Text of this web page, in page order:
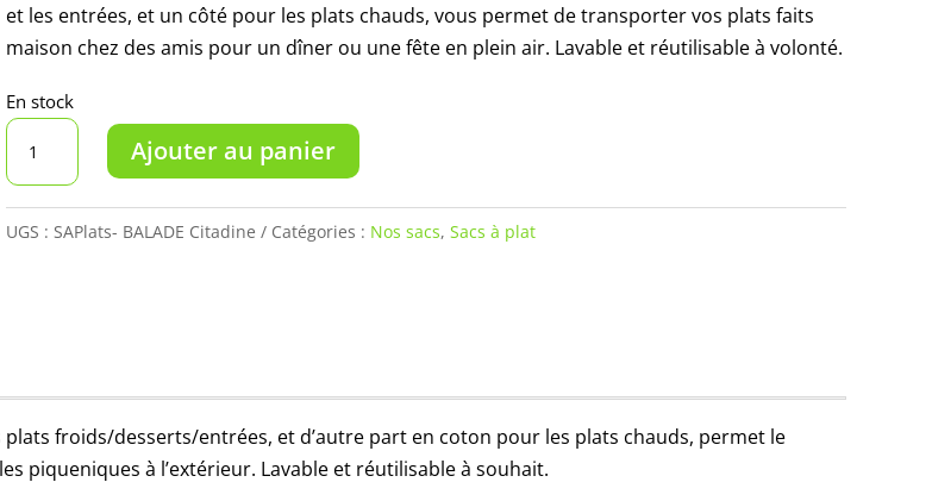
et les entrées, et un côté pour les plats chauds, vous permet de transporter vos plats faits
maison chez des amis pour un dîner ou une fête en plein air. Lavable et réutilisable à volonté.
En stock
quantité
à
Ajouter au panier
UGS : SAPlats- BALADE Citadine Catégories : Nos sacs,Sacs à plat
froids/desserts/entrées, et d’autre part en coton pour les plats chauds, permet le
piqueniques à l’extérieur. Lavable et réutilisable à souhait.